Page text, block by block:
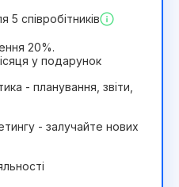
співробітників
20%.
у подарунок
- планування, звіти,
- залучайте нових